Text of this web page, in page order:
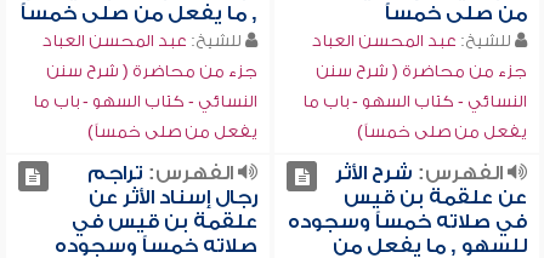
من صلى خمساً
للشيخ: عبد المحسن العباد
جزء من محاضرة ( شرح سنن
النسائي - كتاب السهو - باب ما
يفعل من صلى خمساً)
, ما يفعل من صلى خمساً
للشيخ: عبد المحسن العباد
جزء من محاضرة ( شرح سنن
النسائي - كتاب السهو - باب ما
يفعل من صلى خمساً)
الفهرس: شرح الأثر
عن علقمة بن قيس
في صلاته خمساً وسجوده
للسهو , ما يفعل من
الفهرس: تراجم
رجال إسناد الأثر عن
علقمة بن قيس في
صلاته خمساً وسجوده